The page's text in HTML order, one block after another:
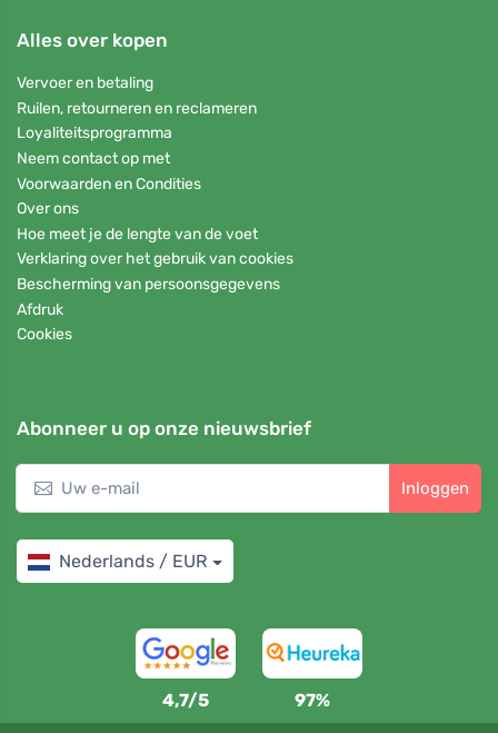
Alles over kopen
Vervoer en betaling
Ruilen, retourneren en reclameren
Loyaliteitsprogramma
Neem contact op met
Voorwaarden en Condities
Over ons
Hoe meet je de lengte van de voet
Verklaring over het gebruik van cookies
Bescherming van persoonsgegevens
Afdruk
Cookies
Abonneer u op onze nieuwsbrief
Inloggen
Nederlands / EUR
4,7/5 97%